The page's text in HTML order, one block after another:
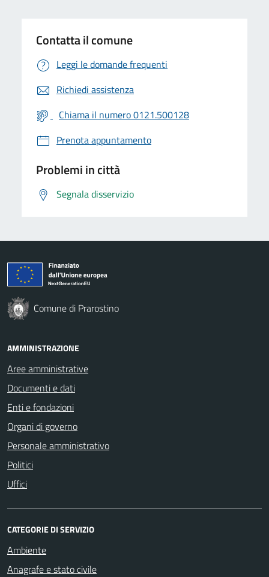
Contatta il comune
Leggi le domande frequenti
Richiedi assistenza
Chiama il numero 0121.500128
Prenota appuntamento
Problemi in città
Segnala disservizio
Comune di Prarostino
AMMINISTRAZIONE
Aree amministrative
Documenti e dati
Enti e fondazioni
Organi di governo
Personale amministrativo
Politici
Uffici
CATEGORIE DI SERVIZIO
Ambiente
Anagrafe e stato civile